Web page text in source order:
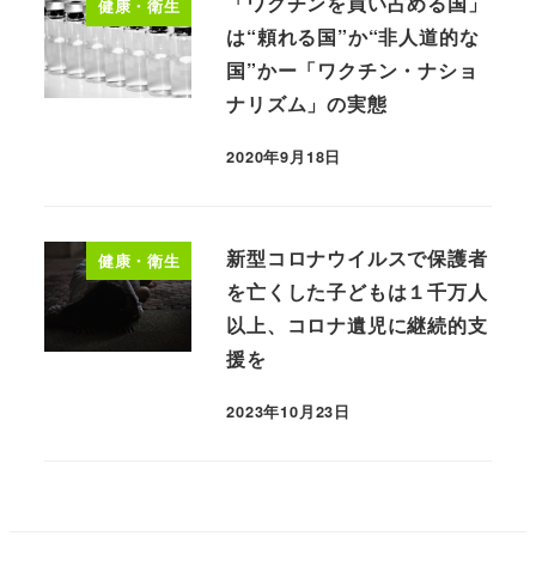
健康・衛生
は“頼れる国”か“非人道的な
国”かー「ワクチン・ナショ
ナリズム」の実態
2020年9月18日
健康・衛生
新型コロナウイルスで保護者
を亡くした子どもは１千万人
以上、コロナ遺児に継続的支
援を
2023年10月23日